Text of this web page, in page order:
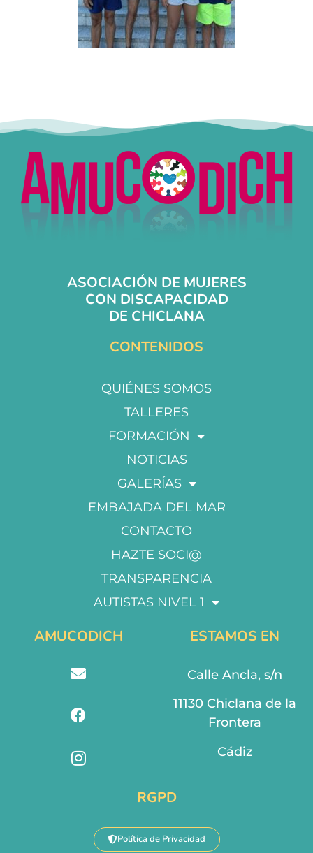
ASOCIACIÓN DE MUJERES
CON DISCAPACIDAD
DE CHICLANA
CONTENIDOS
QUIÉNES SOMOS
TALLERES
FORMACIÓN
NOTICIAS
GALERÍAS
EMBAJADA DEL MAR
CONTACTO
HAZTE SOCI@
TRANSPARENCIA
AUTISTAS NIVEL 1
AMUCODICH ESTAMOS EN
Calle Ancla, s/n
11130 Chiclana de la
Frontera
Cádiz
RGPD
Política de Privacidad